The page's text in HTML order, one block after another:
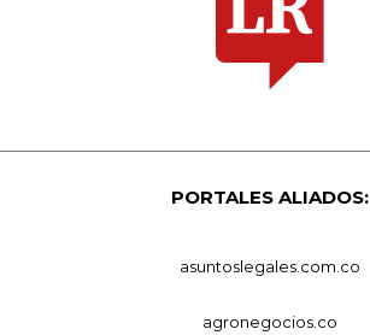
PORTALES ALIADOS:
asuntoslegales.com.co
agronegocios.co